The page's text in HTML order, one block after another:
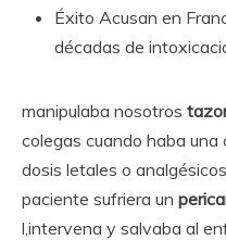
Éxito Acusan en
décadas de
manipulaba nosotros
colegas cuando haba
dosis letales o
paciente sufriera un
l,intervena y salvaba al